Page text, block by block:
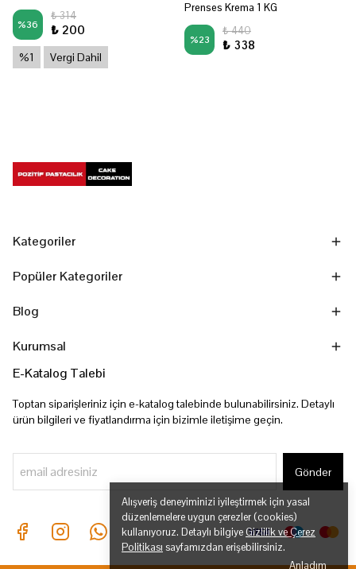
Alışveriş deneyiminizi iyileştirmek için yasal
düzenlemelere uygun çerezler (cookies)
kullanıyoruz. Detaylı bilgiye Gizlilik ve Çerez
Politikası sayfamızdan erişebilirsiniz.
Anladım
%36
₺ 314
₺ 200
%1 Vergi Dahil
Prenses Krema 1 KG
%23
₺ 440
₺ 338
Kategoriler
Popüler Kategoriler
Blog
Kurumsal
E-Katalog Talebi
Toptan siparişleriniz için e-katalog talebinde bulunabilirsiniz. Detaylı
ürün bilgileri ve fiyatlandırma için bizimle iletişime geçin.
Gönder